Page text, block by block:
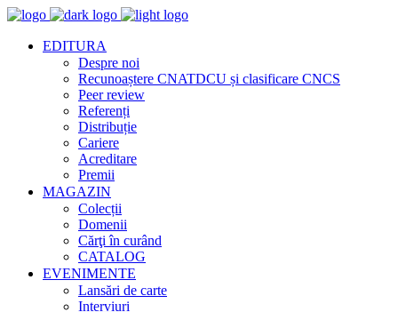
EDITURA
Despre noi
Recunoaștere CNATDCU și clasificare CNCS
Peer review
Referenți
Distribuție
Cariere
Acreditare
Premii
MAGAZIN
Colecții
Domenii
Cărţi în curând
CATALOG
EVENIMENTE
Lansări de carte
Interviuri